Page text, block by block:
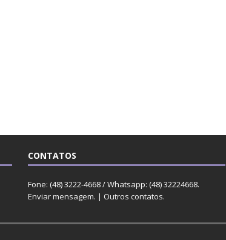
CONTATOS
Fone: (48) 3222-4668 / Whatsapp: (48) 32224668.
Enviar mensagem. | Outros contatos.